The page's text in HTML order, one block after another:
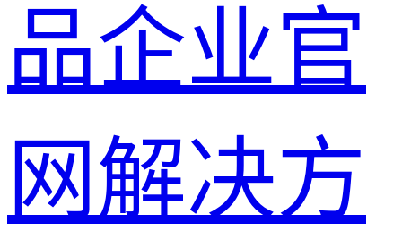
品企业官
网解决方